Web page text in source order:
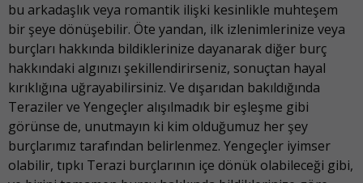
bu arkadaşlık veya romantik ilişki kesinlikle muhteşem
bir şeye dönüşebilir. Öte yandan, ilk izlenimlerinize veya
burçları hakkında bildiklerinize dayanarak diğer burç
hakkındaki algınızı şekillendirirseniz, sonuçtan hayal
kırıklığına uğrayabilirsiniz. Ve dışarıdan bakıldığında
Teraziler ve Yengeçler alışılmadık bir eşleşme gibi
görünse de, unutmayın ki kim olduğumuz her şey
burçlarımız tarafından belirlenmez. Yengeçler iyimser
olabilir, tıpkı Terazi burçlarının içe dönük olabileceği gibi,